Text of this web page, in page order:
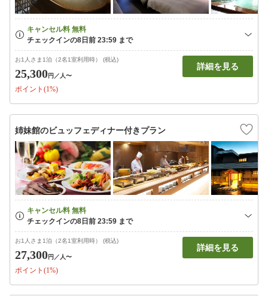
お1人さま1泊（2名1室利用時） (税込)
25,300円 ／人〜
ポイント(1%)
詳細を見る
姉妹館のビュッフェディナー付きプラン
お1人さま1泊（2名1室利用時） (税込)
27,300円 ／人〜
ポイント(1%)
詳細を見る